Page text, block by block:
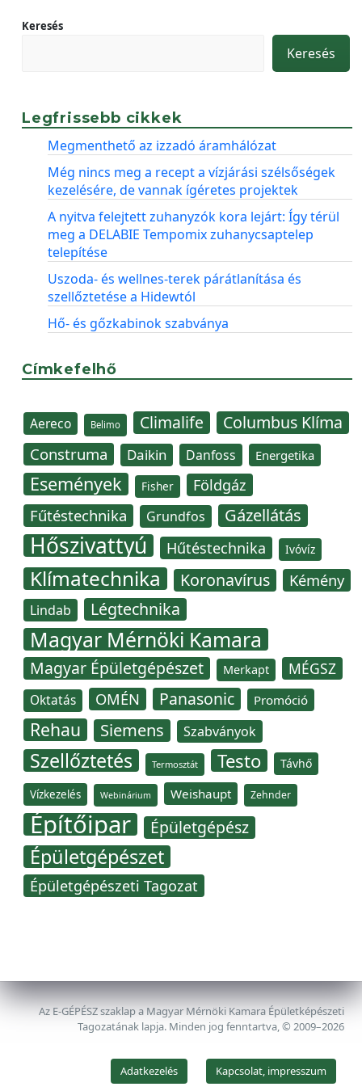
Keresés
Keresés
Legfrissebb cikkek
Megmenthető az izzadó áramhálózat
Még nincs meg a recept a vízjárási szélsőségek
kezelésére, de vannak ígéretes projektek
A nyitva felejtett zuhanyzók kora lejárt: Így térül
meg a DELABIE Tempomix zuhanycsaptelep
telepítése
Uszoda- és wellnes-terek párátlanítása és
szellőztetése a Hidewtól
Hő- és gőzkabinok szabványa
Címkefelhő
Aereco Belimo Climalife Columbus Klíma
Construma Daikin Danfoss Energetika
Események Fisher Földgáz
Fűtéstechnika Grundfos Gázellátás
Hőszivattyú Hűtéstechnika Ivóvíz
Klímatechnika Koronavírus Kémény
Lindab Légtechnika
Magyar Mérnöki Kamara
Magyar Épületgépészet Merkapt MÉGSZ
Oktatás OMÉN Panasonic Promóció
Rehau Siemens Szabványok
Szellőztetés Termosztát Testo Távhő
Vízkezelés Webinárium Weishaupt Zehnder
Építőipar Épületgépész
Épületgépészet
Épületgépészeti Tagozat
Az E-GÉPÉSZ szaklap a Magyar Mérnöki Kamara Épületképészeti
Tagozatának lapja. Minden jog fenntartva, © 2009–2026
Adatkezelés Kapcsolat, impresszum